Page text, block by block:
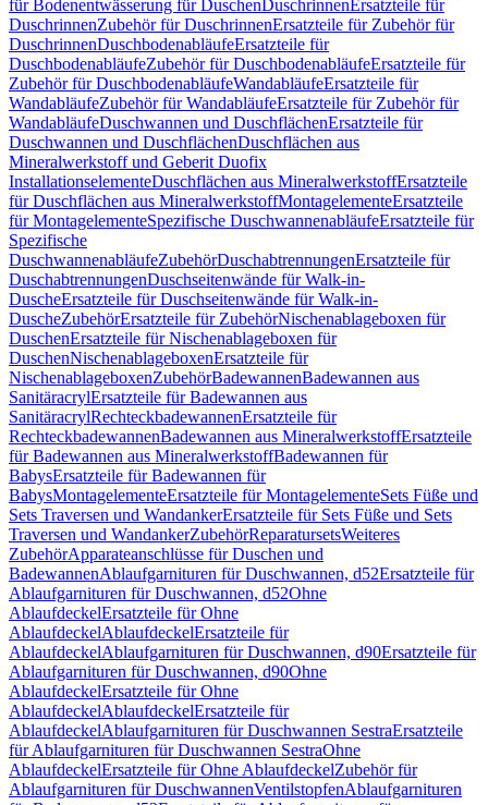
für Bodenentwässerung für DuschenDuschrinnenErsatzteile für
DuschrinnenZubehör für DuschrinnenErsatzteile für Zubehör für
DuschrinnenDuschbodenabläufeErsatzteile für
DuschbodenabläufeZubehör für DuschbodenabläufeErsatzteile für
Zubehör für DuschbodenabläufeWandabläufeErsatzteile für
WandabläufeZubehör für WandabläufeErsatzteile für Zubehör für
WandabläufeDuschwannen und DuschflächenErsatzteile für
Duschwannen und DuschflächenDuschflächen aus
Mineralwerkstoff und Geberit Duofix
InstallationselementeDuschflächen aus MineralwerkstoffErsatzteile
für Duschflächen aus MineralwerkstoffMontagelementeErsatzteile
für MontagelementeSpezifische DuschwannenabläufeErsatzteile für
Spezifische
DuschwannenabläufeZubehörDuschabtrennungenErsatzteile für
DuschabtrennungenDuschseitenwände für Walk-in-
DuscheErsatzteile für Duschseitenwände für Walk-in-
DuscheZubehörErsatzteile für ZubehörNischenablageboxen für
DuschenErsatzteile für Nischenablageboxen für
DuschenNischenablageboxenErsatzteile für
NischenablageboxenZubehörBadewannenBadewannen aus
SanitäracrylErsatzteile für Badewannen aus
SanitäracrylRechteckbadewannenErsatzteile für
RechteckbadewannenBadewannen aus MineralwerkstoffErsatzteile
für Badewannen aus MineralwerkstoffBadewannen für
BabysErsatzteile für Badewannen für
BabysMontagelementeErsatzteile für MontagelementeSets Füße und
Sets Traversen und WandankerErsatzteile für Sets Füße und Sets
Traversen und WandankerZubehörReparatursetsWeiteres
ZubehörApparateanschlüsse für Duschen und
BadewannenAblaufgarnituren für Duschwannen, d52Ersatzteile für
Ablaufgarnituren für Duschwannen, d52Ohne
AblaufdeckelErsatzteile für Ohne
AblaufdeckelAblaufdeckelErsatzteile für
AblaufdeckelAblaufgarnituren für Duschwannen, d90Ersatzteile für
Ablaufgarnituren für Duschwannen, d90Ohne
AblaufdeckelErsatzteile für Ohne
AblaufdeckelAblaufdeckelErsatzteile für
AblaufdeckelAblaufgarnituren für Duschwannen SestraErsatzteile
für Ablaufgarnituren für Duschwannen SestraOhne
AblaufdeckelErsatzteile für Ohne AblaufdeckelZubehör für
Ablaufgarnituren für DuschwannenVentilstopfenAblaufgarnituren